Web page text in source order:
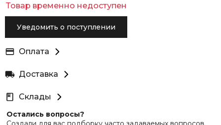
Товар временно недоступен
Уведомить о поступлении
Оплата
Доставка
Склады
Остались вопросы?